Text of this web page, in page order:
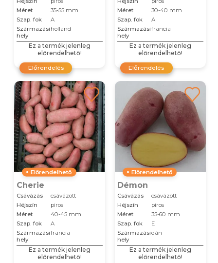
Méret
35-55 mm
Szap. fok
A
Származási
hely
holland
Ez a termék jelenleg
előrendelhető!
Előrendelés
Méret
30-40 mm
Szap. fok
A
Származási
hely
francia
Ez a termék jelenleg
előrendelhető!
Előrendelés
Előrendelhető
Cherie
Csávázás
csávázott
Héjszín
piros
Méret
40-45 mm
Szap. fok
A
Származási
hely
francia
Ez a termék jelenleg
előrendelhető!
Előrendelhető
Démon
Csávázás
csávázott
Héjszín
piros
Méret
35-60 mm
Szap. fok
E
Származási
hely
dán
Ez a termék jelenleg
előrendelhető!